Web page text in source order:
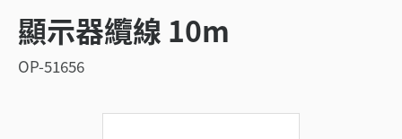
顯示器纜線 10m
OP-51656